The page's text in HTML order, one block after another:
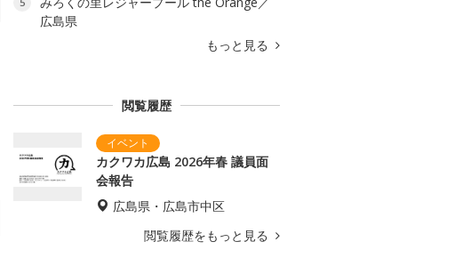
広島県
もっと見る
閲覧履歴
カクワカ広島 2026年春 議員面
会報告
広島県・広島市中区
閲覧履歴をもっと見る